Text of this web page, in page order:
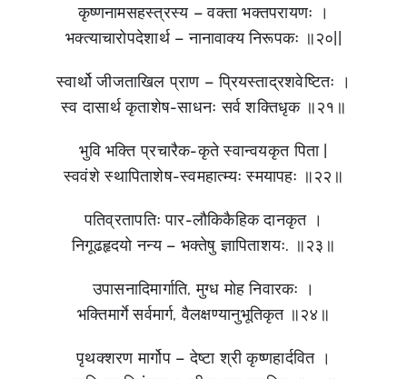
कृष्णनामसहस्त्रस्य – वक्ता भक्तपरायणः ।
भक्त्याचारोपदेशार्थ – नानावाक्य निरूपकः ॥२०||
स्वार्थो जीजताखिल प्राण – प्रियस्ताद्रशवेष्टितः ।
स्व दासार्थ कृताशेष-साधनः सर्व शक्तिधृक ॥२१॥
भुवि भक्ति प्रचारैक-कृते स्वान्वयकृत पिता |
स्ववंशे स्थापिताशेष-स्वमहात्म्यः स्मयापहः ॥२२॥
पतिव्रतापतिः पार-लौकिकैहिक दानकृत ।
निगूढहृदयो नन्य – भक्तेषु ज्ञापिताशयः. ॥२३॥
उपासनादिमार्गाति, मुग्ध मोह निवारकः ।
भक्तिमार्गे सर्वमार्ग, वैलक्षण्यानुभूतिकृत ॥२४॥
पृथक्शरण मार्गोप – देष्टा श्री कृष्णहार्दवित ।